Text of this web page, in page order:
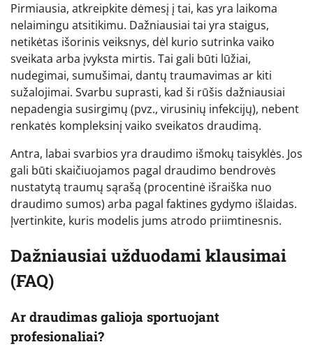
Pirmiausia, atkreipkite dėmesį į tai, kas yra laikoma
nelaimingu atsitikimu. Dažniausiai tai yra staigus,
netikėtas išorinis veiksnys, dėl kurio sutrinka vaiko
sveikata arba įvyksta mirtis. Tai gali būti lūžiai,
nudegimai, sumušimai, dantų traumavimas ar kiti
sužalojimai. Svarbu suprasti, kad ši rūšis dažniausiai
nepadengia susirgimų (pvz., virusinių infekcijų), nebent
renkatės kompleksinį vaiko sveikatos draudimą.
Antra, labai svarbios yra draudimo išmokų taisyklės. Jos
gali būti skaičiuojamos pagal draudimo bendrovės
nustatytą traumų sąrašą (procentinė išraiška nuo
draudimo sumos) arba pagal faktines gydymo išlaidas.
Įvertinkite, kuris modelis jums atrodo priimtinesnis.
Dažniausiai užduodami klausimai
(FAQ)
Ar draudimas galioja sportuojant
profesionaliai?